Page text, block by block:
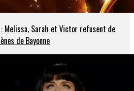
Melissa, Sarah et Victor refusent de
de Bayonne